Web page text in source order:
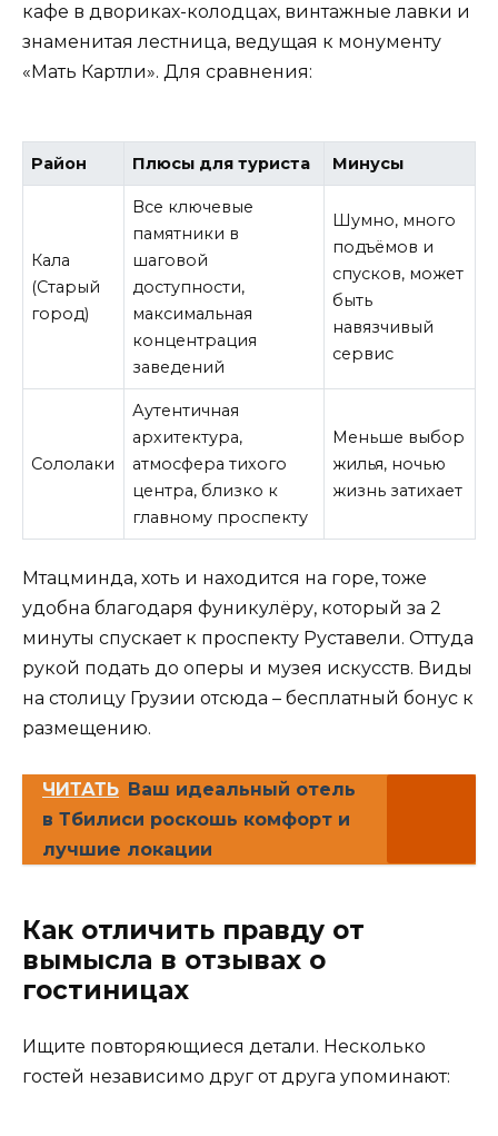
кафе в двориках-колодцах, винтажные лавки и
знаменитая лестница, ведущая к монументу
«Мать Картли». Для сравнения:
Район Плюсы для туриста Минусы
Кала
(Старый
город)
Все ключевые
памятники в
шаговой
доступности,
максимальная
концентрация
заведений
Шумно, много
подъёмов и
спусков, может
быть
навязчивый
сервис
Сололаки
Аутентичная
архитектура,
атмосфера тихого
центра, близко к
главному проспекту
Меньше выбор
жилья, ночью
жизнь затихает
Мтацминда, хоть и находится на горе, тоже
удобна благодаря фуникулёру, который за 2
минуты спускает к проспекту Руставели. Оттуда
рукой подать до оперы и музея искусств. Виды
на столицу Грузии отсюда – бесплатный бонус к
размещению.
ЧИТАТЬ Ваш идеальный отель
в Тбилиси роскошь комфорт и
лучшие локации
Как отличить правду от
вымысла в отзывах о
гостиницах
Ищите повторяющиеся детали. Несколько
гостей независимо друг от друга упоминают: